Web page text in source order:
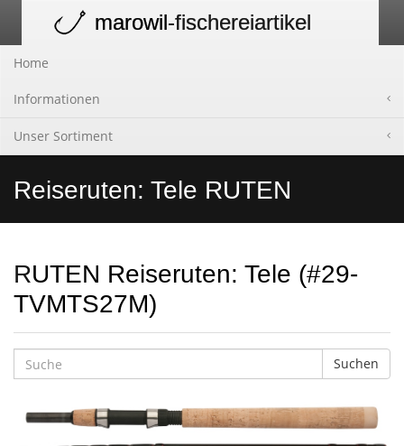
navigation
marowil-fischereiartikel
Home
Informationen
Unser Sortiment
Reiseruten: Tele RUTEN
RUTEN Reiseruten: Tele (#29-
TVMTS27M)
Suchen